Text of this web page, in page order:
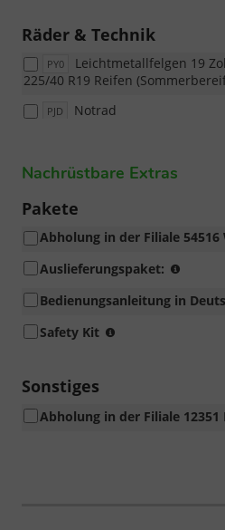
Räder & Technik
PY0
Leichtmetallfelgen 19
225/40 R19 Reifen
PJD Notrad
Nachrüstbare Extras
Pakete
Abholung in der Filiale
Auslieferungspaket:
Bedienungsanleitung in
Safety Kit
praktischer
Sonstiges
Abholung in der Filiale 12351